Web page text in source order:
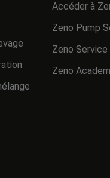
Accéder à
Zeno Pump
Zeno
Zeno